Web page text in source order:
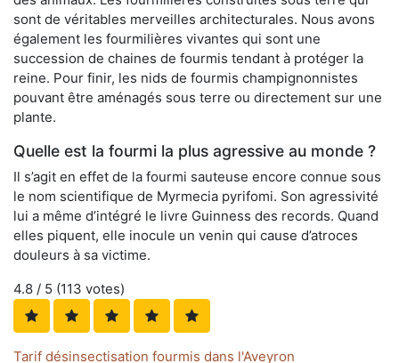
sont de véritables merveilles architecturales. Nous avons
également les fourmilières vivantes qui sont une
succession de chaines de fourmis tendant à protéger la
reine. Pour finir, les nids de fourmis champignonnistes
pouvant être aménagés sous terre ou directement sur une
plante.
Quelle est la fourmi la plus agressive au monde ?
Il s’agit en effet de la fourmi sauteuse encore connue sous
le nom scientifique de Myrmecia pyrifomi. Son agressivité
lui a même d’intégré le livre Guinness des records. Quand
elles piquent, elle inocule un venin qui cause d’atroces
douleurs à sa victime.
4.8 / 5 (113 votes)
Tarif désinsectisation fourmis dans l'Aveyron